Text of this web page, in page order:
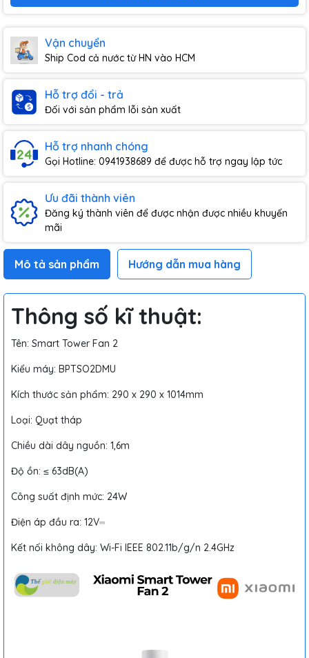
Vận chuyển
Ship Cod cả nước từ HN vào HCM
Hỗ trợ đổi - trả
Đối với sản phẩm lỗi sản xuất
Hỗ trợ nhanh chóng
Gọi Hotline: 0941938689 để được hỗ trợ ngay lập tức
Ưu đãi thành viên
Đăng ký thành viên để được nhận được nhiều khuyến
mãi
Mô tả sản phẩm Hướng dẫn mua hàng
Thông số kĩ thuật:
Tên: Smart Tower Fan 2
Kiểu máy: BPTSO2DMU
Kích thước sản phẩm: 290 x 290 x 1014mm
Loại: Quạt tháp
Chiều dài dây nguồn: 1,6m
Độ ồn: ≤ 63dB(A)
Công suất định mức: 24W
Điện áp đầu ra: 12V⎓
Kết nối không dây: Wi-Fi IEEE 802.11b/g/n 2.4GHz